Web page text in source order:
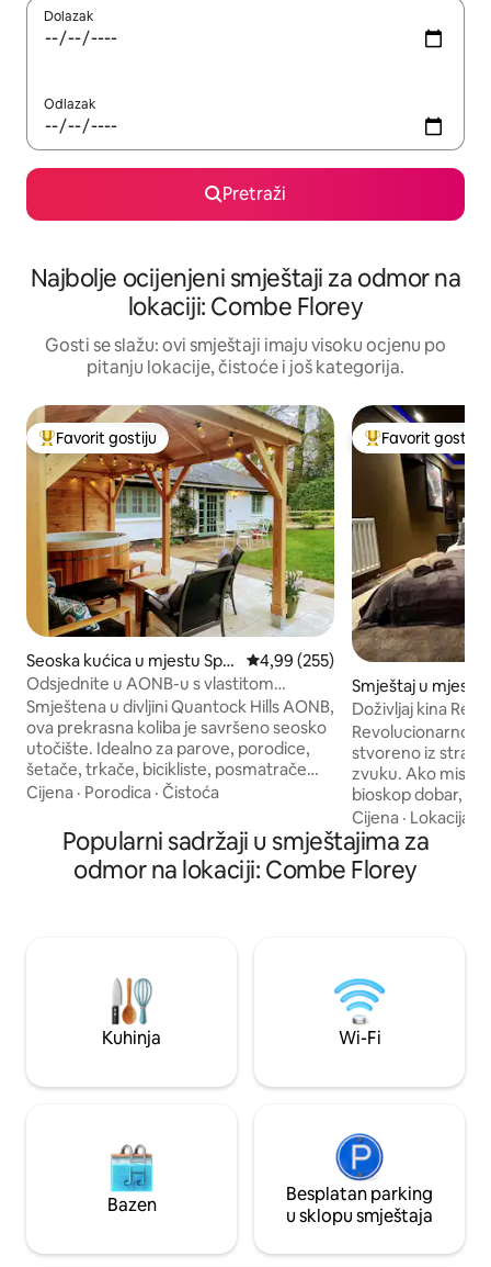
Dolazak
Odlazak
Pretraži
Najbolje ocijenjeni smještaji za odmor na
lokaciji: Combe Florey
Gosti se slažu: ovi smještaji imaju visoku ocjenu po
pitanju lokacije, čistoće i još kategorija.
Glavni favorit gostiju
Favorit gostiju
Seoska kućica u mjestu Spa
xton
Prosječna ocjena: 4,99 od 5,
4,99 (255)
Odsjednite u AONB-u s vlastitom
hidromasažnom kadom, psi su
dobrodošli
Smještena u divljini Quantock Hills AONB,
ova prekrasna koliba je savršeno seosko
utočište. Idealno za parove, porodice,
šetače, trkače, bicikliste, posmatrače
ptica i ljubitelje prirode. Potpuno
kadom, podnim grijanjem, udobnim
namještajem, aparatom za kafu i
plamenikom za drva za ugodne zimske
Obezbijeđene su toaletne potrepštine i
osnovna oprema.
Cijena · Porodica · Čistoća
Glavni favorit
Favorit gostiju
Smještaj u mjestu
Doživljaj kina Reel
Revolucionarno
stvoreno iz
zvuku. Ako mislite
bioskop dobar,
poslasticu za vas! Dobijate potpuni
imerzivni
zvuka (vrhunski),
Spotify, Youtube,
WC. Ovo NIJE
prijavom zbog
Cijena · Lokacija
Popularni sadržaji u smještajima za
odmor na lokaciji: Combe Florey
Kuhinja Wi-Fi
Bazen
Besplatan parking
u sklopu smještaja